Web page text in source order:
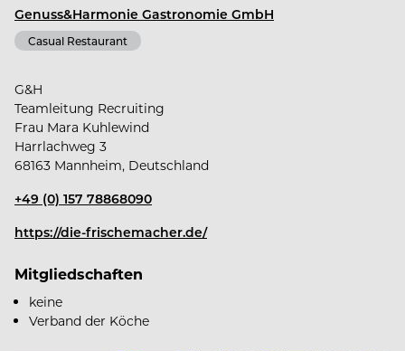
mit Leidenschaft und Verlässlichkeit nach
Begeisterung strebt.
Wir sehen dort Geschmackserlebnisse, wo andere
nur Zutaten sehen.
Unser Erfolgsrezept ist Frische.
Gesundheit.
Genuss&Harmonie Gastronomie GmbH
Casual Restaurant
G&H
Teamleitung Recruiting
Frau Mara Kuhlewind
Harrlachweg 3
68163 Mannheim, Deutschland
+49 (0) 157 78868090
https://die-frischemacher.de/
Mitgliedschaften
keine
Verband der Köche